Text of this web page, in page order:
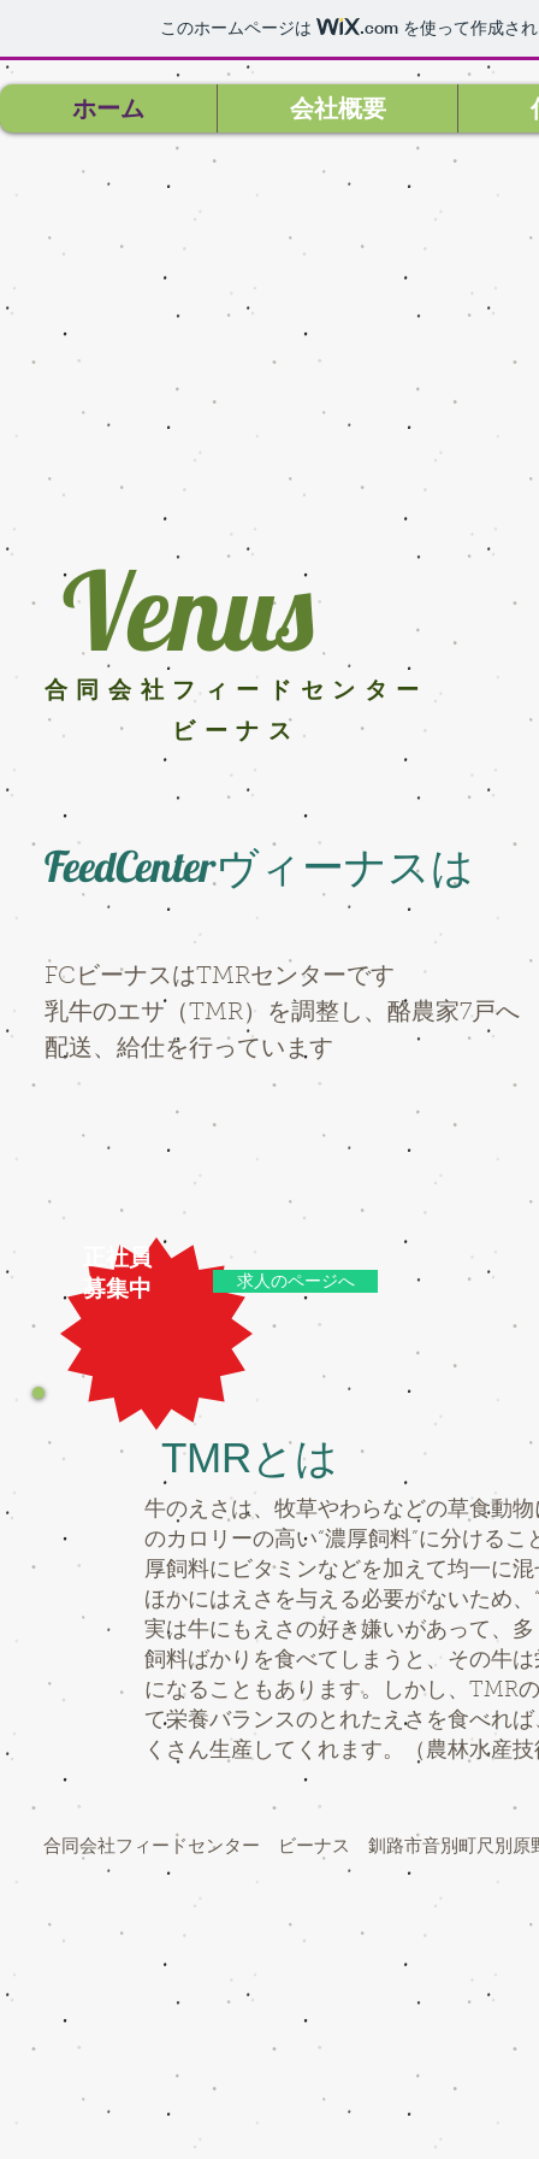
このホームページは .com を使って作成さ
ホーム 会社概要
Venus
​合同会社フィードセンター
ビーナス
FeedCenterヴィーナスは
FCビーナスはTMRセンターです
​乳牛のエサ（TMR）を調整し、酪農家7戸へ
配送、給仕を行っています
正社員
​募集中​
求人のページへ
TMRとは
牛のえさは、牧草やわらなどの草食動
のカロリーの高い“濃厚飼料”に分ける
厚飼料にビタミンなどを加えて均一に
ほかにはえさを与える必要がないため
実は牛にもえさの好き嫌いがあって、
飼料ばかりを食べてしまうと、その牛
になることもあります。しかし、TMR
て栄養バランスのとれたえさを食べれ
くさん生産してくれます。（農林水産
合同会社フィードセンター ビーナス 釧路市音別町尺別原